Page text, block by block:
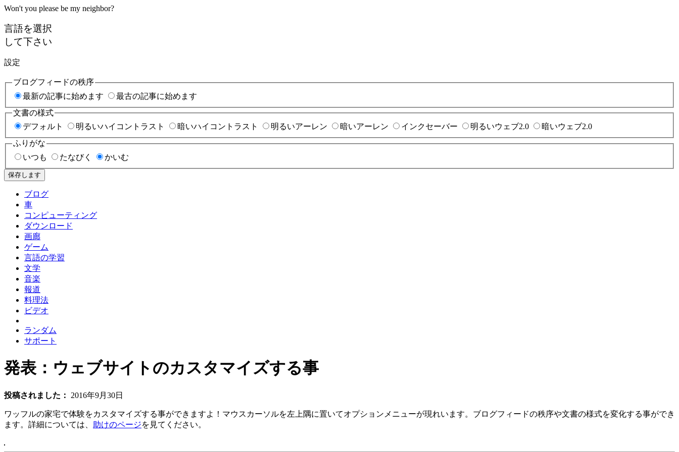
Won't you please be my neighbor?
言語を選択
して下さい
設定
ブログフィードの秩序
最新の記事に始めます
最古の記事に始めます
文書の様式
デフォルト
明るいハイコントラスト 暗いハイコントラスト 明るいアーレン 暗いアーレン インクセーバー 明るいウェブ2.0
暗いウェブ2.0
ふりがな
いつも
たなびく かいむ
保存します
ブログ
車
コンピューティング
ダウンロード
画廊
ゲーム
言語の学習
文学
音楽
報道
料理法
ビデオ
ランダム
サポート
発表：ウェブサイトのカスタマイズする事
投稿されました： 2016年9月30日
ワッフルの家宅で体験をカスタマイズする事ができますよ！マウスカーソルを左上隅に置いてオプションメニューが現れいます。ブログフィードの秩序や文書の様式を変化する事ができ
ます。詳細については、
助けのページを見てください。